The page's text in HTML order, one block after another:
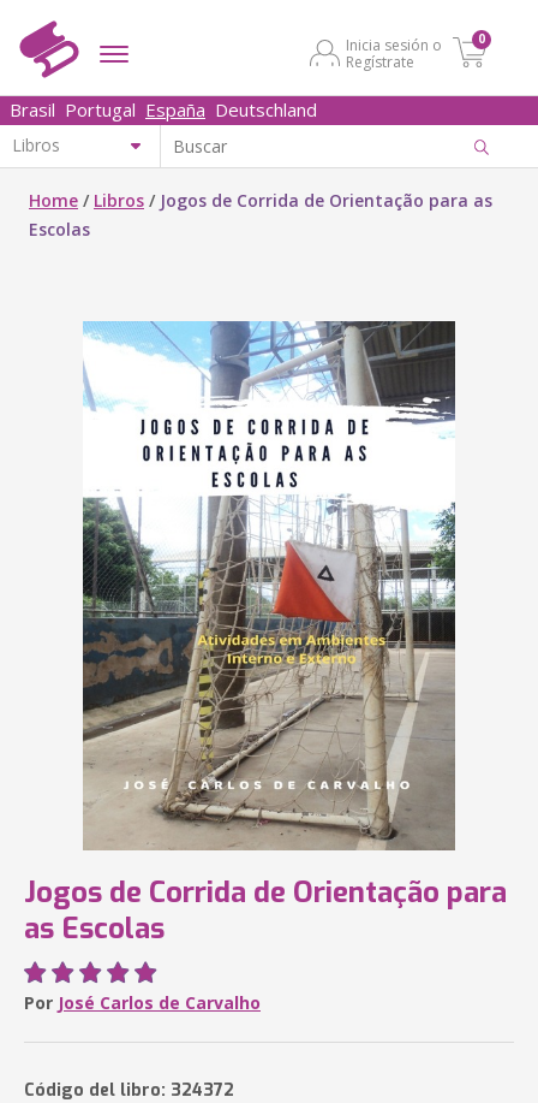
Inicia sesión o
Regístrate
0
Brasil Portugal España Deutschland
Home / Libros / Jogos de Corrida de Orientação para as
Escolas
Jogos de Corrida de Orientação para
as Escolas
Por José Carlos de Carvalho
Código del libro: 324372